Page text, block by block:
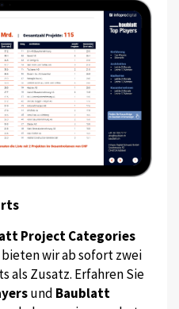
Project Categories
wir ab sofort zwei
als Zusatz. Erfahren Sie
und Baublatt